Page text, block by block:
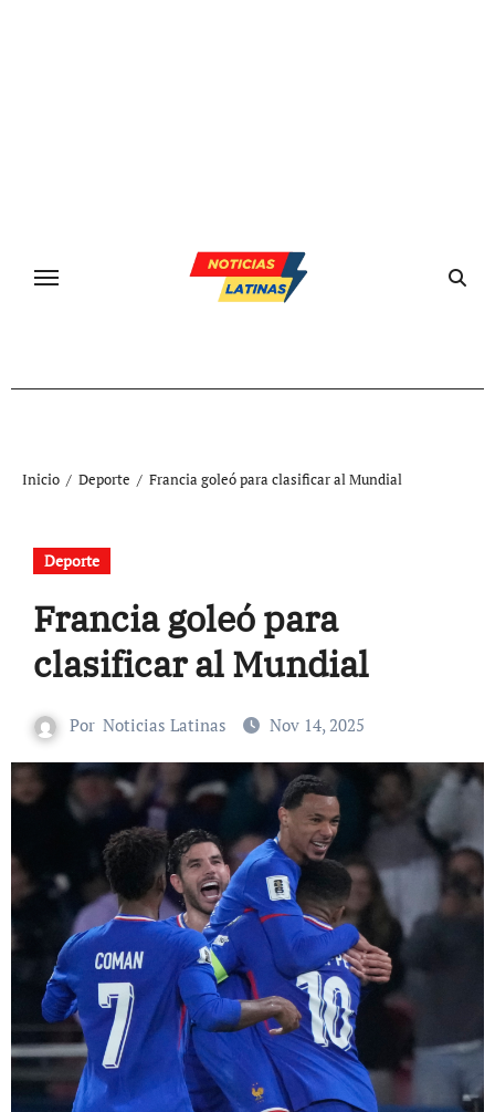
Inicio Deporte Francia goleó para clasificar al Mundial
Deporte
Francia goleó para
clasificar al Mundial
Por Noticias Latinas Nov 14, 2025